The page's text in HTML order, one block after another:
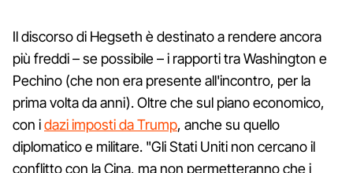
Il discorso di Hegseth è destinato a rendere ancora
più freddi – se possibile – i rapporti tra Washington e
Pechino (che non era presente all'incontro, per la
prima volta da anni). Oltre che sul piano economico,
con idazi imposti da Trump, anche su quello
diplomatico e militare. "Gli Stati Uniti non cercano il
conflitto con la Cina, ma non permetteranno che i